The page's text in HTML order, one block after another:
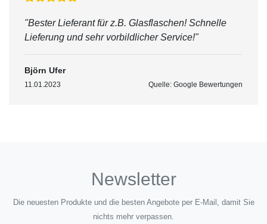
"Bester Lieferant für z.B. Glasflaschen! Schnelle
Lieferung und sehr vorbildlicher Service!"
Björn Ufer
11.01.2023 Quelle: Google Bewertungen
Newsletter
Die neuesten Produkte und die besten Angebote per E-Mail, damit Sie
nichts mehr verpassen.